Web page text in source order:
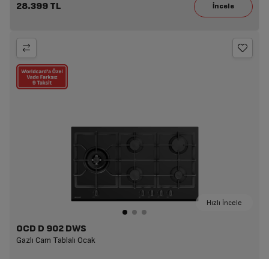
28.399 TL
Hızlı İncele
OCD D 902 DWS
Gazlı Cam Tablalı Ocak